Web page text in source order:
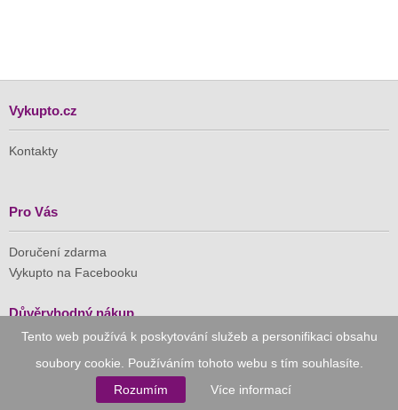
Tento web používá k poskytování služeb a personifikaci obsahu
soubory cookie. Používáním tohoto webu s tím souhlasíte.
Rozumím
Více informací
Vykupto.cz
Kontakty
Pro Vás
Doručení zdarma
Vykupto na Facebooku
Důvěryhodný nákup
Naše společnost je členem Asociace pro elektronickou
komerci (APEK)